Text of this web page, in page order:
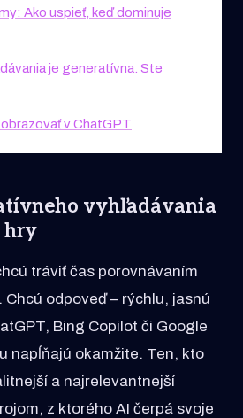
Ako uspieť, keď dominuje
je generatívna. Ste
v ChatGPT
vyhľadávania
hry
tráviť čas porovnávaním
Chcú odpoveď – rýchlu, jasnú
Bing Copilot či Google
napĺňajú okamžite. Ten, kto
a najrelevantnejší
z ktorého AI čerpá svoje